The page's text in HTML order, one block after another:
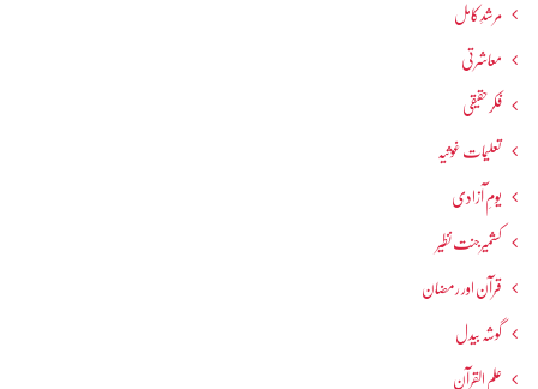
مرشدِ کامل
معاشرتی
فکرحقیقی
تعلیمات غوثیہ
یومِ آزادی
کشمیرجنت نظیر
قرآن اور رمضان
گوشہ بیدل
علم القرآن